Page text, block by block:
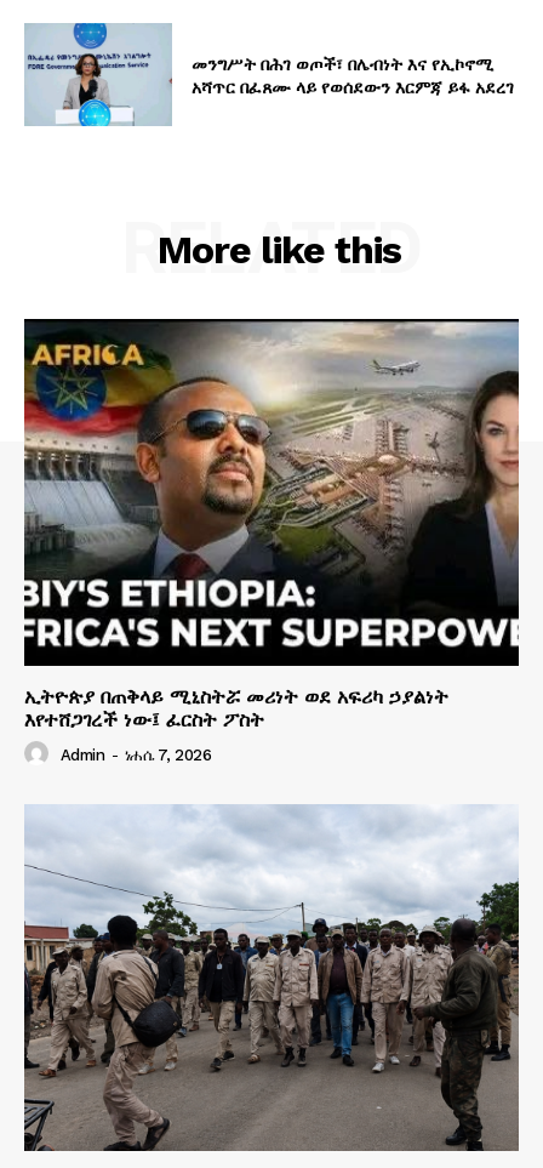
መንግሥት በሕገ ወጦች፣ በሌብነት እና የኢኮኖሚ
አሻጥር በፈጸሙ ላይ የወሰደውን እርምጃ ይፋ አደረገ
More like this
RELATED
ኢትዮጵያ በጠቅላይ ሚኒስትሯ መሪነት ወደ አፍሪካ ኃያልነት
እየተሸጋገረች ነው፤ ፈርስት ፖስት
Admin - ነሐሴ 7, 2026